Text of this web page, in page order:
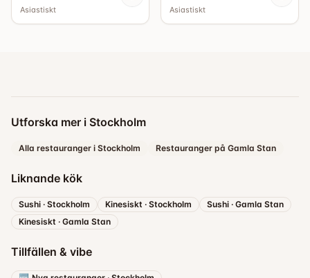
Asiastiskt Asiastiskt
Utforska mer i Stockholm
Alla restauranger i Stockholm Restauranger på Gamla Stan
Liknande kök
Sushi · Stockholm Kinesiskt · Stockholm Sushi · Gamla Stan
Kinesiskt · Gamla Stan
Tillfällen & vibe